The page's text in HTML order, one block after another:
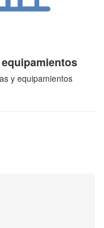
y equipamientos